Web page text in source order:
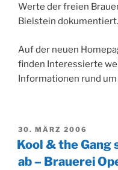
Werte der freien
Bielstein dokumentiert.
Auf der neuen
finden Interessierte
Informationen rund
VERÖFFENTLICHT
AM
30. MÄRZ 2006
Kool & the Gang
ab – Brauerei